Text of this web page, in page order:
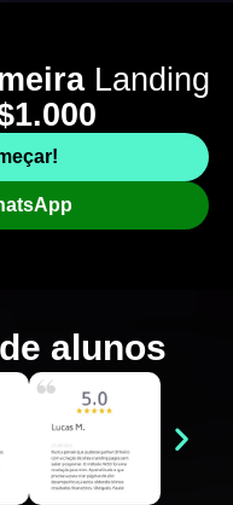
Landing
alunos